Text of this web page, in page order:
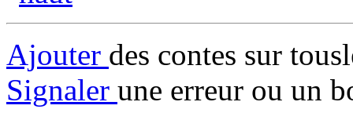
Ajouter des contes sur
Signaler une erreur ou un